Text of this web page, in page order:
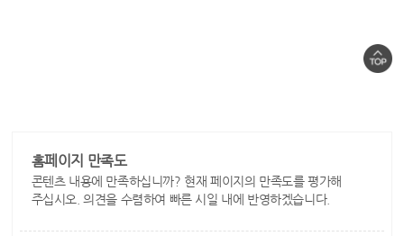
홈페이지 만족도
콘텐츠 내용에 만족하십니까? 현재 페이지의 만족도를 평가해
주십시오. 의견을 수렴하여 빠른 시일 내에 반영하겠습니다.